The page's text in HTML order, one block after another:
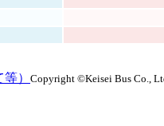
） Copyright ©Keisei Bus Co.,